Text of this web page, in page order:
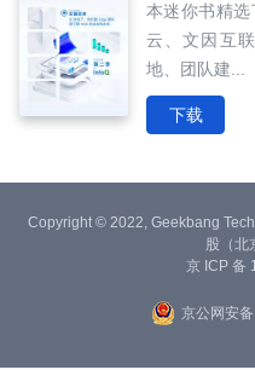
本迷你书精
云、文因互
地、团队建...
下载
Copyright © 2022, Geekbang
股（北
京 ICP 备
京公网安